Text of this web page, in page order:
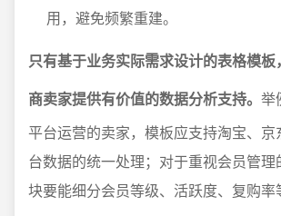
用，避免频繁重建。
只有基于业务实际需求设计的表格模
商卖家提供有价值的数据分析支持。 举
平台运营的卖家，模板应支持淘宝、
台数据的统一处理；对于重视会员管理
块要能细分会员等级、活跃度、复购率